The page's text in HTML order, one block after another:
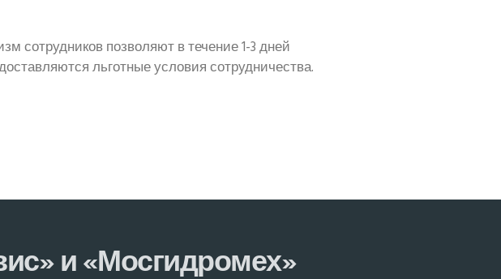
сотрудников позволяют в течение 1-3 дней
льготные условия сотрудничества.
и «Мосгидромех»